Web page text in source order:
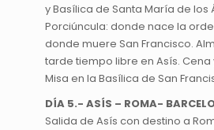
y Basílica de Santa María de los
Porciúncula: donde nace la
donde muere San Francisco.
tarde tiempo libre en Asís.
Misa en la Basílica de San
DÍA 5.- ​​ASÍS – ROMA-
Salida de Asís con destino a